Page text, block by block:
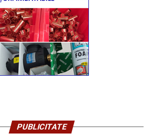
pe Bulevardul Libertății,
între complexul „Mondial” și Casa
Totodată, între orele 18:15-
oprit pe Calea Domnească (între
la Colegiul „Ienăchiță Văcărescu”
Stelea și Str. Revoluției. Nu vor
de 10 august, între orele 15:00-
PUBLICITATE